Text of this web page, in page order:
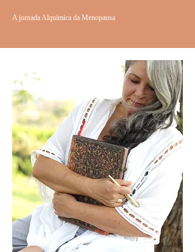
A jornada Alquímica da Menopausa